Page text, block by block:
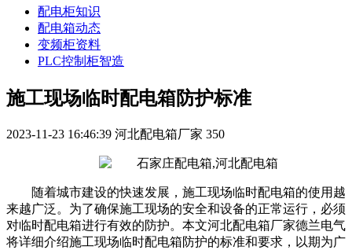
配电柜知识
配电箱动态
变频柜资料
PLC控制柜智造
施工现场临时配电箱防护标准
2023-11-23 16:46:39 河北配电箱厂家 350
随着城市建设的快速发展，施工现场临时配电箱的使用越
来越广泛。为了确保施工现场的安全和设备的正常运行，必须
对临时配电箱进行有效的防护。本文河北配电箱厂家德兰电气
将详细介绍施工现场临时配电箱防护的标准和要求，以期为广